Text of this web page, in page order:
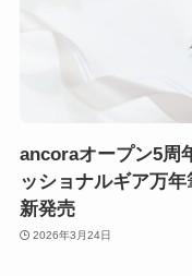
ancoraオープン5周
ッショナルギア万
新発売
2026年3月24日